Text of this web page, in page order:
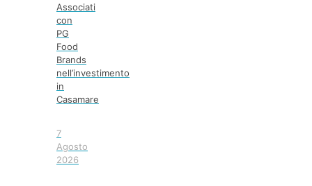
Associati
con
PG
Food
Brands
nell’investimento
in
Casamare
7
Agosto
2026